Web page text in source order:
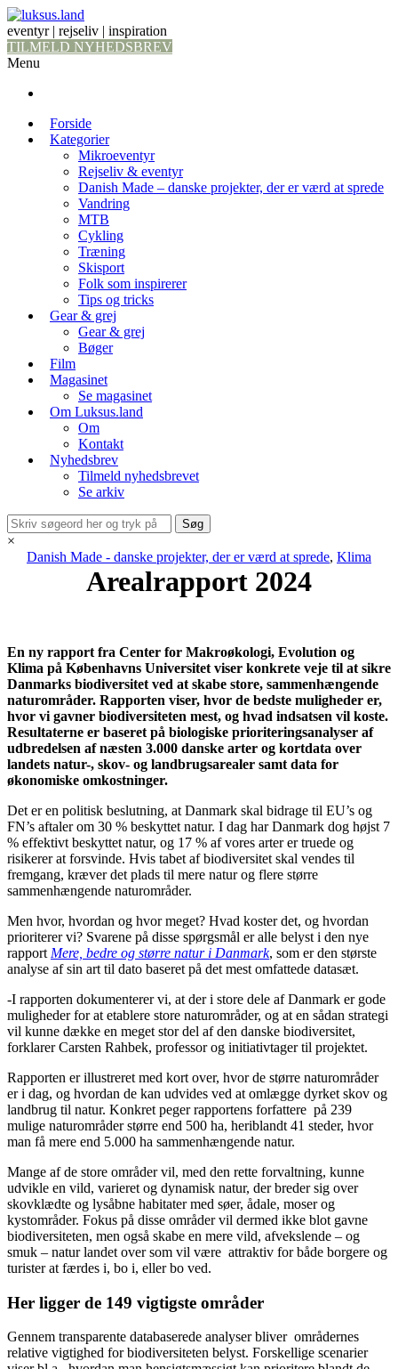
eventyr | rejseliv | inspiration
TILMELD NYHEDSBREV
Menu
Forside
Kategorier
Mikroeventyr
Rejseliv & eventyr
Danish Made – danske projekter, der er værd at sprede
Vandring
MTB
Cykling
Træning
Skisport
Folk som inspirerer
Tips og tricks
Gear & grej
Gear & grej
Bøger
Film
Magasinet
Se magasinet
Om Luksus.land
Om
Kontakt
Nyhedsbrev
Tilmeld nyhedsbrevet
Se arkiv
×
Danish Made - danske projekter, der er værd at sprede, Klima
Arealrapport 2024
En ny rapport fra Center for Makroøkologi, Evolution og
Klima på Københavns Universitet viser konkrete veje til at sikre
Danmarks biodiversitet ved at skabe store, sammenhængende
naturområder. Rapporten viser, hvor de bedste muligheder er,
hvor vi gavner biodiversiteten mest, og hvad indsatsen vil koste.
Resultaterne er baseret på biologiske prioriteringsanalyser af
udbredelsen af næsten 3.000 danske arter og kortdata over
landets natur-, skov- og landbrugsarealer samt data for
økonomiske omkostninger.
Det er en politisk beslutning, at Danmark skal bidrage til EU’s og
FN’s aftaler om 30 % beskyttet natur. I dag har Danmark dog højst 7
% effektivt beskyttet natur, og 17 % af vores arter er truede og
risikerer at forsvinde. Hvis tabet af biodiversitet skal vendes til
fremgang, kræver det plads til mere natur og flere større
sammenhængende naturområder.
Men hvor, hvordan og hvor meget? Hvad koster det, og hvordan
prioriterer vi? Svarene på disse spørgsmål er alle belyst i den nye
rapport Mere, bedre og større natur i Danmark, som er den største
analyse af sin art til dato baseret på det mest omfattede datasæt.
-I rapporten dokumenterer vi, at der i store dele af Danmark er gode
muligheder for at etablere store naturområder, og at en sådan strategi
vil kunne dække en meget stor del af den danske biodiversitet,
forklarer Carsten Rahbek, professor og initiativtager til projektet.
Rapporten er illustreret med kort over, hvor de større naturområder
er i dag, og hvordan de kan udvides ved at omlægge dyrket skov og
landbrug til natur. Konkret peger rapportens forfattere på 239
mulige naturområder større end 500 ha, heriblandt 41 steder, hvor
man få mere end 5.000 ha sammenhængende natur.
Mange af de store områder vil, med den rette forvaltning, kunne
udvikle en vild, varieret og dynamisk natur, der breder sig over
skovklædte og lysåbne habitater med søer, ådale, moser og
kystområder. Fokus på disse områder vil dermed ikke blot gavne
biodiversiteten, men også skabe en mere vild, afvekslende – og
smuk – natur landet over som vil være attraktiv for både borgere og
turister at færdes i, bo i, eller bo ved.
Her ligger de 149 vigtigste områder
Gennem transparente databaserede analyser bliver områdernes
relative vigtighed for biodiversiteten belyst. Forskellige scenarier